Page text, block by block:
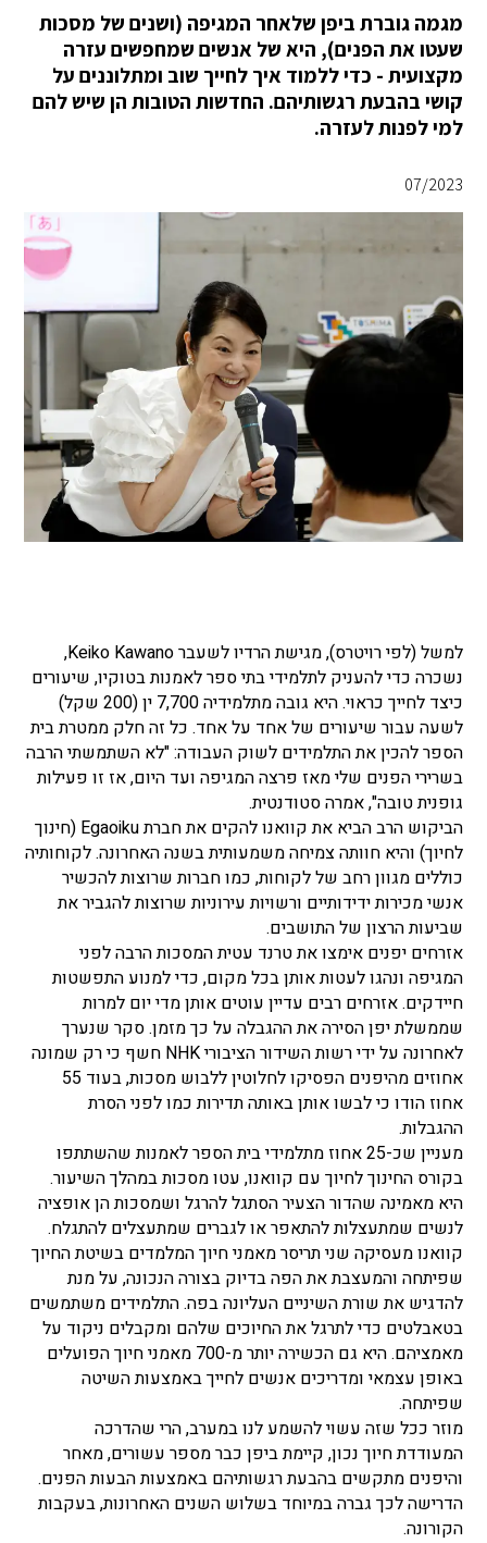
מגמה גוברת ביפן שלאחר המגיפה (ושנים של מסכות
שעטו את הפנים), היא של אנשים שמחפשים עזרה
מקצועית - כדי ללמוד איך לחייך שוב ומתלוננים על
קושי בהבעת רגשותיהם. החדשות הטובות הן שיש להם
למי לפנות לעזרה.
07/2023
למשל (לפי רויטרס), מגישת הרדיו לשעבר Keiko Kawano,
נשכרה כדי להעניק לתלמידי בתי ספר לאמנות בטוקיו, שיעורים
כיצד לחייך כראוי. היא גובה מתלמידיה 7,700 ין (200 שקל)
לשעה עבור שיעורים של אחד על אחד. כל זה חלק ממטרת בית
הספר להכין את התלמידים לשוק העבודה: "לא השתמשתי הרבה
בשרירי הפנים שלי מאז פרצה המגיפה ועד היום, אז זו פעילות
גופנית טובה", אמרה סטודנטית.
הביקוש הרב הביא את קוואנו להקים את חברת Egaoiku (חינוך
לחיוך) והיא חוותה צמיחה משמעותית בשנה האחרונה. לקוחותיה
כוללים מגוון רחב של לקוחות, כמו חברות שרוצות להכשיר
אנשי מכירות ידידותיים ורשויות עירוניות שרוצות להגביר את
שביעות הרצון של התושבים.
אזרחים יפנים אימצו את טרנד עטית המסכות הרבה לפני
המגיפה ונהגו לעטות אותן בכל מקום, כדי למנוע התפשטות
חיידקים. אזרחים רבים עדיין עוטים אותן מדי יום למרות
שממשלת יפן הסירה את ההגבלה על כך מזמן. סקר שנערך
לאחרונה על ידי רשות השידור הציבורי NHK חשף כי רק שמונה
אחוזים מהיפנים הפסיקו לחלוטין ללבוש מסכות, בעוד 55
אחוז הודו כי לבשו אותן באותה תדירות כמו לפני הסרת
ההגבלות.
מעניין שכ-25 אחוז מתלמידי בית הספר לאמנות שהשתתפו
בקורס החינוך לחיוך עם קוואנו, עטו מסכות במהלך השיעור.
היא מאמינה שהדור הצעיר הסתגל להרגל ושמסכות הן אופציה
לנשים שמתעצלות להתאפר או לגברים שמתעצלים להתגלח.
קוואנו מעסיקה שני תריסר מאמני חיוך המלמדים בשיטת החיוך
שפיתחה והמעצבת את הפה בדיוק בצורה הנכונה, על מנת
להדגיש את שורת השיניים העליונה בפה. התלמידים משתמשים
בטאבלטים כדי לתרגל את החיוכים שלהם ומקבלים ניקוד על
מאמציהם. היא גם הכשירה יותר מ-700 מאמני חיוך הפועלים
באופן עצמאי ומדריכים אנשים לחייך באמצעות השיטה
שפיתחה.
מוזר ככל שזה עשוי להשמע לנו במערב, הרי שהדרכה
המעודדת חיוך נכון, קיימת ביפן כבר מספר עשורים, מאחר
והיפנים מתקשים בהבעת רגשותיהם באמצעות הבעות הפנים.
הדרישה לכך גברה במיוחד בשלוש השנים האחרונות, בעקבות
הקורונה.